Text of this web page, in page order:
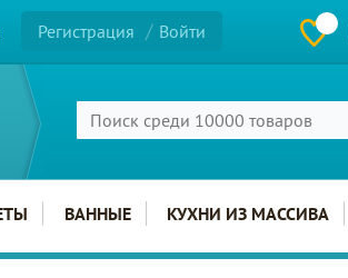
Регистрация Войти
ВАННЫЕ КУХНИ ИЗ МАССИВА